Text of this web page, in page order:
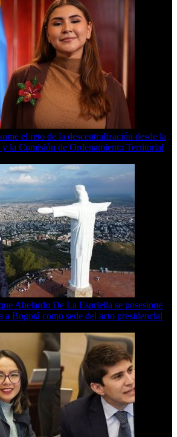
el reto de la descentralización desde la
la Comisión de Ordenamiento Territorial
Abelardo De La Espriella se posesione
a Bogotá como sede del acto presidencial